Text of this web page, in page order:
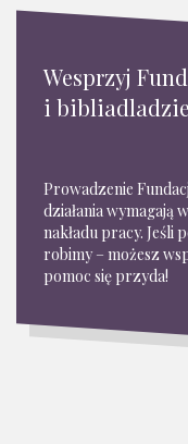
Wesprzyj
i
Prowadzenie
działania wymagają
nakładu pracy. Jeśli
robimy – możesz
pomoc się przyda!